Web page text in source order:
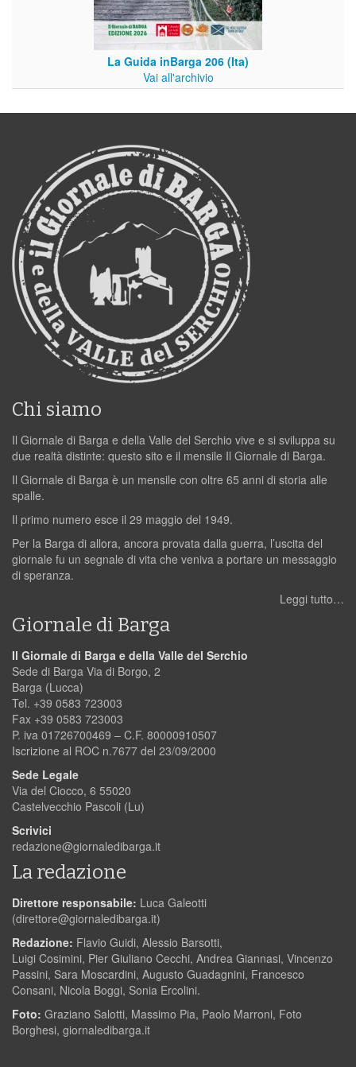
La Guida inBarga 206 (Ita)
Vai all'archivio
Chi siamo
Il Giornale di Barga e della Valle del Serchio vive e si sviluppa su
due realtà distinte: questo sito e il mensile Il Giornale di Barga.
Il Giornale di Barga è un mensile con oltre 65 anni di storia alle
spalle.
Il primo numero esce il 29 maggio del 1949.
Per la Barga di allora, ancora provata dalla guerra, l’uscita del
giornale fu un segnale di vita che veniva a portare un messaggio
di speranza.
Leggi tutto…
Giornale di Barga
Il Giornale di Barga e della Valle del Serchio
Sede di Barga Via di Borgo, 2
Barga (Lucca)
Tel. +39 0583 723003
Fax +39 0583 723003
P. iva 01726700469 – C.F. 80000910507
Iscrizione al ROC n.7677 del 23/09/2000
Sede Legale
Via del Ciocco, 6 55020
Castelvecchio Pascoli (Lu)
Scrivici
redazione@giornaledibarga.it
La redazione
Direttore responsabile: Luca Galeotti
(direttore@giornaledibarga.it)
Redazione: Flavio Guidi, Alessio Barsotti,
Luigi Cosimini, Pier Giuliano Cecchi, Andrea Giannasi, Vincenzo
Passini, Sara Moscardini, Augusto Guadagnini, Francesco
Consani, Nicola Boggi, Sonia Ercolini.
Foto: Graziano Salotti, Massimo Pia, Paolo Marroni, Foto
Borghesi, giornaledibarga.it